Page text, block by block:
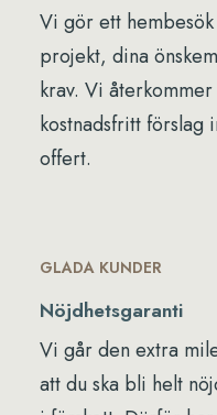
Vi gör ett
projekt, dina
krav. Vi
kostnadsfritt förslag
offert.
GLADA KUNDER
Nöjdhetsgaranti
Vi går den extra
att du ska bli helt